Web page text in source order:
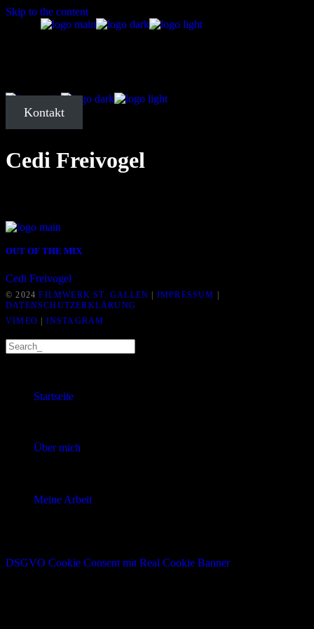
Skip to the content
Über mich
Meine Arbeit
Startseite
Über mich
Meine Arbeit
Kontakt
Cedi Freivogel
OUT OF THE MIX
Cedi Freivogel
© 2024FILMWERK ST. GALLEN | IMPRESSUM |
DATENSCHUTZERKLÄRUNG
VIMEO | INSTAGRAM
Startseite
Über mich
Meine Arbeit
DSGVO Cookie Consent mit Real Cookie Banner